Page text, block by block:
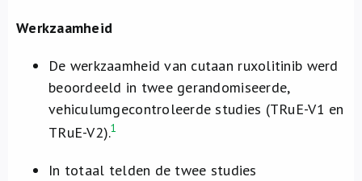
Werkzaamheid
De werkzaamheid van cutaan ruxolitinib werd
beoordeeld in twee gerandomiseerde,
vehiculumgecontroleerde studies (TRuE-V1 en
TRuE-V2).1
In totaal telden de twee studies